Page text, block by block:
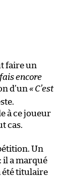
faire un
encore
d’un « C’est
à ce joueur
cas.
Un
il a marqué
été titulaire